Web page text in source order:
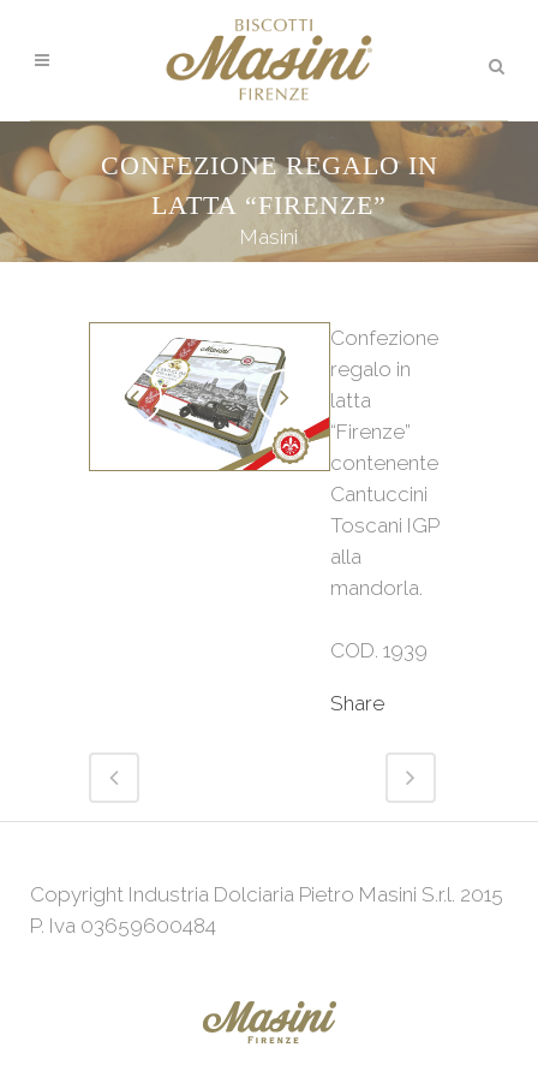
CONFEZIONE REGALO IN
LATTA “FIRENZE”
Masini
Confezione
regalo in
latta
“Firenze”
contenente
Cantuccini
Toscani IGP
alla
mandorla.
COD. 1939
Share
Copyright Industria Dolciaria Pietro Masini S.r.l. 2015
P. Iva 03659600484